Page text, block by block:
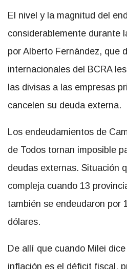
El nivel y la magnitud del
considerablemente durante
por Alberto Fernández, que
internacionales del BCRA
las divisas a las empresas
cancelen su deuda externa.
Los endeudamientos de
de Todos tornan imposible
deudas externas. Situación
compleja cuando 13
también se endeudaron por
dólares.
De allí que cuando Milei
inflación es el déficit fiscal,